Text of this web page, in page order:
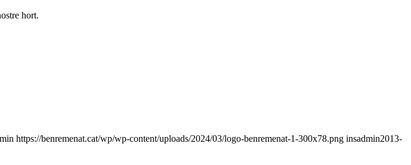
hort.
https://benremenat.cat/wp/wp-content/uploads/2024/03/logo-benremenat-1-300x78.png insadmin2013-